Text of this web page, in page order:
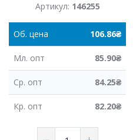
Артикул: 146255
Об. цена 106.86₴
Мл. опт 85.90₴
Ср. опт 84.25₴
Кр. опт 82.20₴